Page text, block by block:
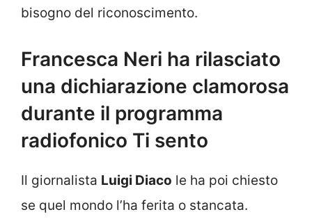
bisogno del riconoscimento.
Francesca Neri ha rilasciato
una dichiarazione clamorosa
durante il programma
radiofonico Ti sento
Il giornalista Luigi Diaco le ha poi chiesto
se quel mondo l’ha ferita o stancata.